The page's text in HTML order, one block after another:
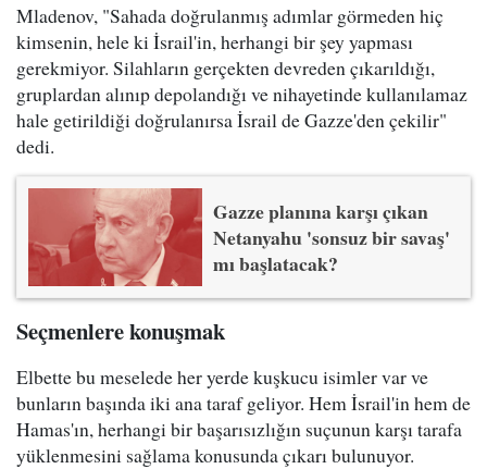
Mladenov, "Sahada doğrulanmış adımlar görmeden hiç
kimsenin, hele ki İsrail'in, herhangi bir şey yapması
gerekmiyor. Silahların gerçekten devreden çıkarıldığı,
gruplardan alınıp depolandığı ve nihayetinde kullanılamaz
hale getirildiği doğrulanırsa İsrail de Gazze'den çekilir"
dedi.
Gazze planına karşı çıkan
Netanyahu 'sonsuz bir savaş'
mı başlatacak?
Seçmenlere konuşmak
Elbette bu meselede her yerde kuşkucu isimler var ve
bunların başında iki ana taraf geliyor. Hem İsrail'in hem de
Hamas'ın, herhangi bir başarısızlığın suçunun karşı tarafa
yüklenmesini sağlama konusunda çıkarı bulunuyor.